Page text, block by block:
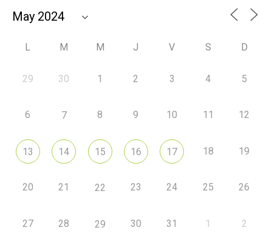
L M M J V S D
29 30 1 2 3 4 5
6 7 8 9 10 11 12
13 14 15 16 17 18 19
20 21 22 23 24 25 26
27 28 29 30 31 1 2